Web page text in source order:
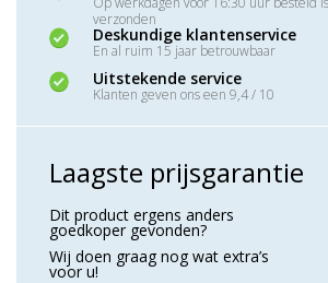
verzonden
Deskundige klantenservice
En al ruim 15 jaar betrouwbaar
Uitstekende service
Klanten geven ons een 9,4 / 10
Laagste prijsgarantie
Dit product ergens anders
goedkoper gevonden?
Wij doen graag nog wat extra’s
voor u!